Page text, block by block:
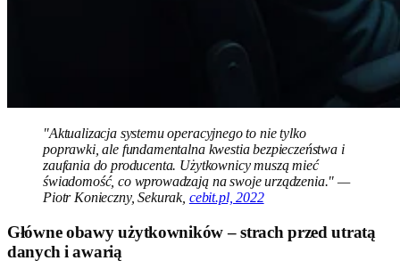
"Aktualizacja systemu operacyjnego to nie tylko
poprawki, ale fundamentalna kwestia bezpieczeństwa i
zaufania do producenta. Użytkownicy muszą mieć
świadomość, co wprowadzają na swoje urządzenia." —
Piotr Konieczny, Sekurak, cebit.pl, 2022
Główne obawy użytkowników – strach przed utratą
danych i awarią